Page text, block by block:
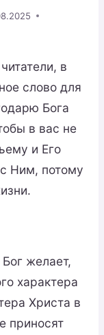
в
слово для
Бога
в вас не
и Его
Ним, потому
желает,
характера
Христа в
приносят